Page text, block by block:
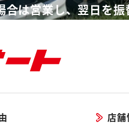
は営業し、翌日を
店舗